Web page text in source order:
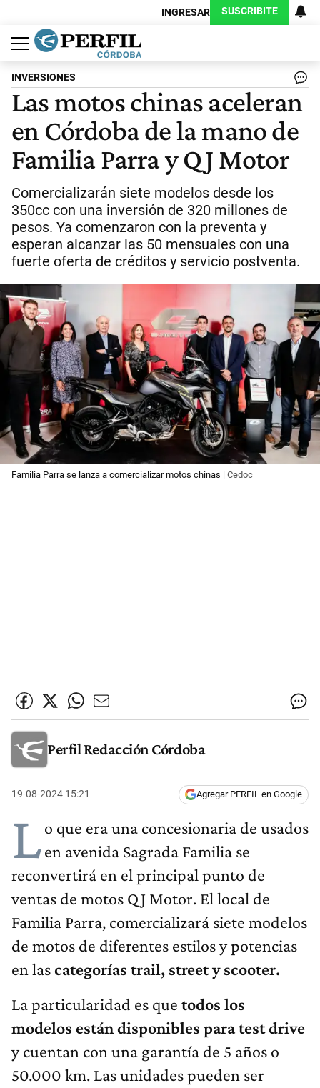
INGRESAR SUSCRIBITE
Política
Economía
Judiciales
Sociedad
Cultura
Espectáculos
Deportes
Protagonistas
INVERSIONES
Las motos chinas aceleran
en Córdoba de la mano de
Familia Parra y QJ Motor
Comercializarán siete modelos desde los
350cc con una inversión de 320 millones de
pesos. Ya comenzaron con la preventa y
esperan alcanzar las 50 mensuales con una
fuerte oferta de créditos y servicio postventa.
Familia Parra se lanza a comercializar motos chinas | Cedoc
Perfil Redacción Córdoba
19-08-2024 15:21 Agregar PERFIL en Google
Lo que era una concesionaria de usados
en avenida Sagrada Familia se
reconvertirá en el principal punto de
ventas de motos QJ Motor. El local de
Familia Parra, comercializará siete modelos
de motos de diferentes estilos y potencias
en lascategorías trail, street y scooter.
La particularidad es que todos los
modelos están disponibles para test drive
y cuentan con una garantía de 5 años o
50.000 km. Las unidades pueden ser